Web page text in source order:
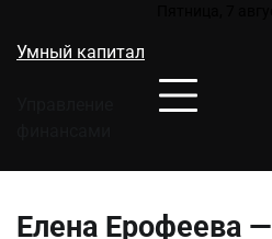
содержимому
Умный капитал
Елена Ерофеева —